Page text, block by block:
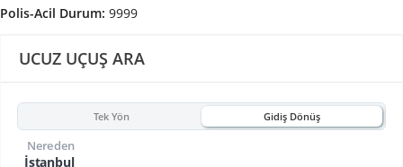
UCUZ UÇUŞ ARA
Tek Yön Gidiş Dönüş
İstanbul
Nereden
Polis-Acil Durum: 9999